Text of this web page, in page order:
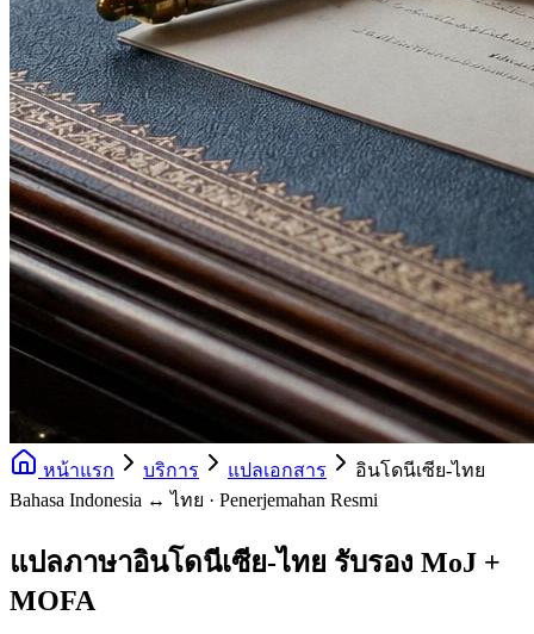
หน้าแรก บริการ แปลเอกสาร
อินโดนีเซีย-ไทย
Bahasa Indonesia ↔ ไทย · Penerjemahan Resmi
แปลภาษาอินโดนีเซีย-ไทย รับรอง MoJ +
MOFA